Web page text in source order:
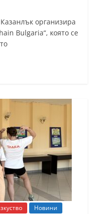
Казанлък организира
Bulgaria“, която се
Новини